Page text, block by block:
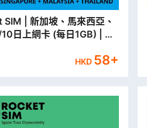
馬來西亞、
日上網卡 (每日1GB) | 旅
HKD 58+